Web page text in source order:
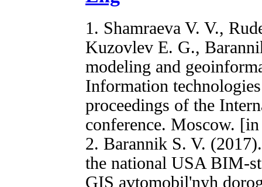
1. Shamraeva V. V.,
Kuzovlev E. G.,
modeling and
Information
proceedings of the
conference. Moscow.
2. Barannik S. V.
the national USA BIM-
GIS avtomobil'nyh